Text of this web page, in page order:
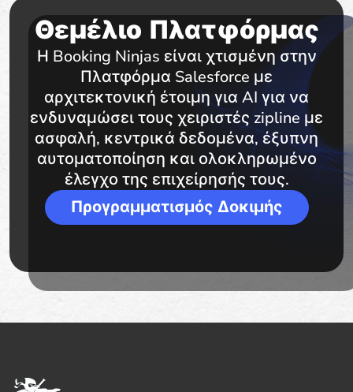
Θεμέλιο Πλατφόρμας
Η Booking Ninjas είναι χτισμένη στην
Πλατφόρμα Salesforce με
αρχιτεκτονική έτοιμη για AI για να
ενδυναμώσει τους χειριστές zipline με
ασφαλή, κεντρικά δεδομένα, έξυπνη
αυτοματοποίηση και ολοκληρωμένο
έλεγχο της επιχείρησής τους.
Προγραμματισμός Δοκιμής